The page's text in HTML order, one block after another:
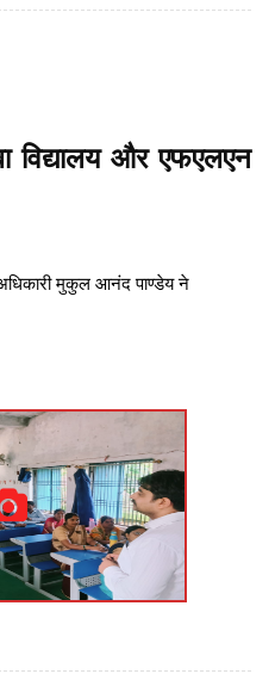
विद्यालय और एफएलएन
मुकुल आनंद पाण्डेय ने